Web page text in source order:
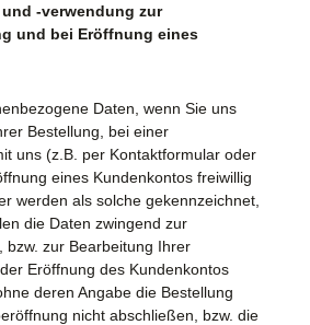
-verwendung zur
und bei Eröffnung eines
Daten, wenn Sie uns
Bestellung, bei einer
uns (z.B. per Kontaktformular oder
eines Kundenkontos freiwillig
werden als solche gekennzeichnet,
die Daten zwingend zur
bzw. zur Bearbeitung Ihrer
Eröffnung des Kundenkontos
deren Angabe die Bestellung
nicht abschließen, bzw. die